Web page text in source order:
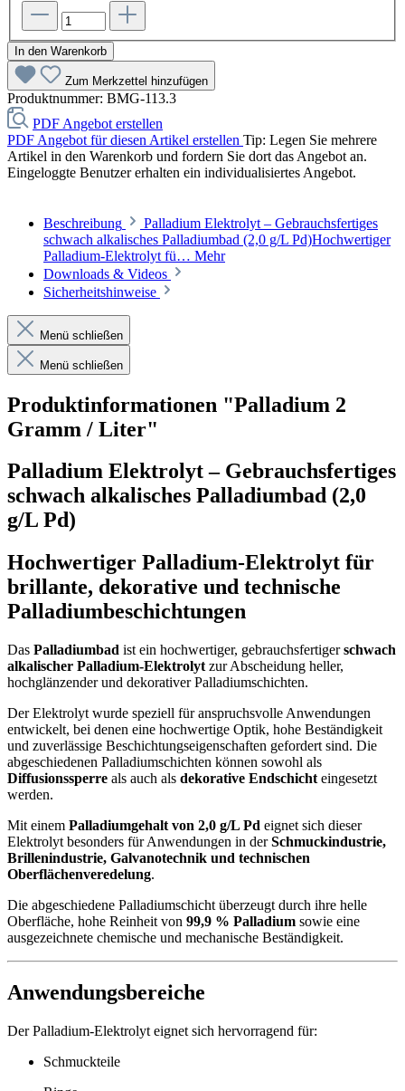
In den Warenkorb
Zum Merkzettel hinzufügen
Produktnummer: BMG-113.3
PDF Angebot erstellen
PDF Angebot für diesen Artikel erstellen Tip: Legen Sie mehrere
Artikel in den Warenkorb und fordern Sie dort das Angebot an.
Eingeloggte Benutzer erhalten ein individualisiertes Angebot.
Beschreibung
Palladium Elektrolyt – Gebrauchsfertiges
schwach alkalisches Palladiumbad (2,0 g/L Pd)Hochwertiger
Palladium-Elektrolyt fü… Mehr
Downloads & Videos
Sicherheitshinweise
Menü schließen
Menü schließen
Produktinformationen "Palladium 2
Gramm / Liter"
Palladium Elektrolyt – Gebrauchsfertiges
schwach alkalisches Palladiumbad (2,0
g/L Pd)
Hochwertiger Palladium-Elektrolyt für
brillante, dekorative und technische
Palladiumbeschichtungen
Das Palladiumbad ist ein hochwertiger, gebrauchsfertigerschwach
alkalischer Palladium-Elektrolyt zur Abscheidung heller,
hochglänzender und dekorativer Palladiumschichten.
Der Elektrolyt wurde speziell für anspruchsvolle Anwendungen
entwickelt, bei denen eine hochwertige Optik, hohe Beständigkeit
und zuverlässige Beschichtungseigenschaften gefordert sind. Die
abgeschiedenen Palladiumschichten können sowohl als
Diffusionssperre als auch als dekorative Endschicht eingesetzt
werden.
Mit einem Palladiumgehalt von 2,0 g/L Pd eignet sich dieser
Elektrolyt besonders für Anwendungen in derSchmuckindustrie,
Brillenindustrie, Galvanotechnik und technischen
Oberflächenveredelung.
Die abgeschiedene Palladiumschicht überzeugt durch ihre helle
Oberfläche, hohe Reinheit von 99,9 % Palladium sowie eine
ausgezeichnete chemische und mechanische Beständigkeit.
Anwendungsbereiche
Der Palladium-Elektrolyt eignet sich hervorragend für:
Schmuckteile